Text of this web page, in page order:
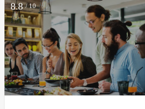
8.8/ 10